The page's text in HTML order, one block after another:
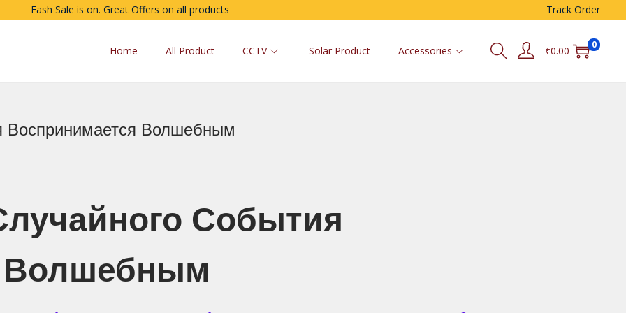
Fash Sale is on. Great Offers on all products Track Order
Home All Product CCTV Solar Product Accessories ₹0.00 0
Воспринимается Волшебным
События
Волшебным